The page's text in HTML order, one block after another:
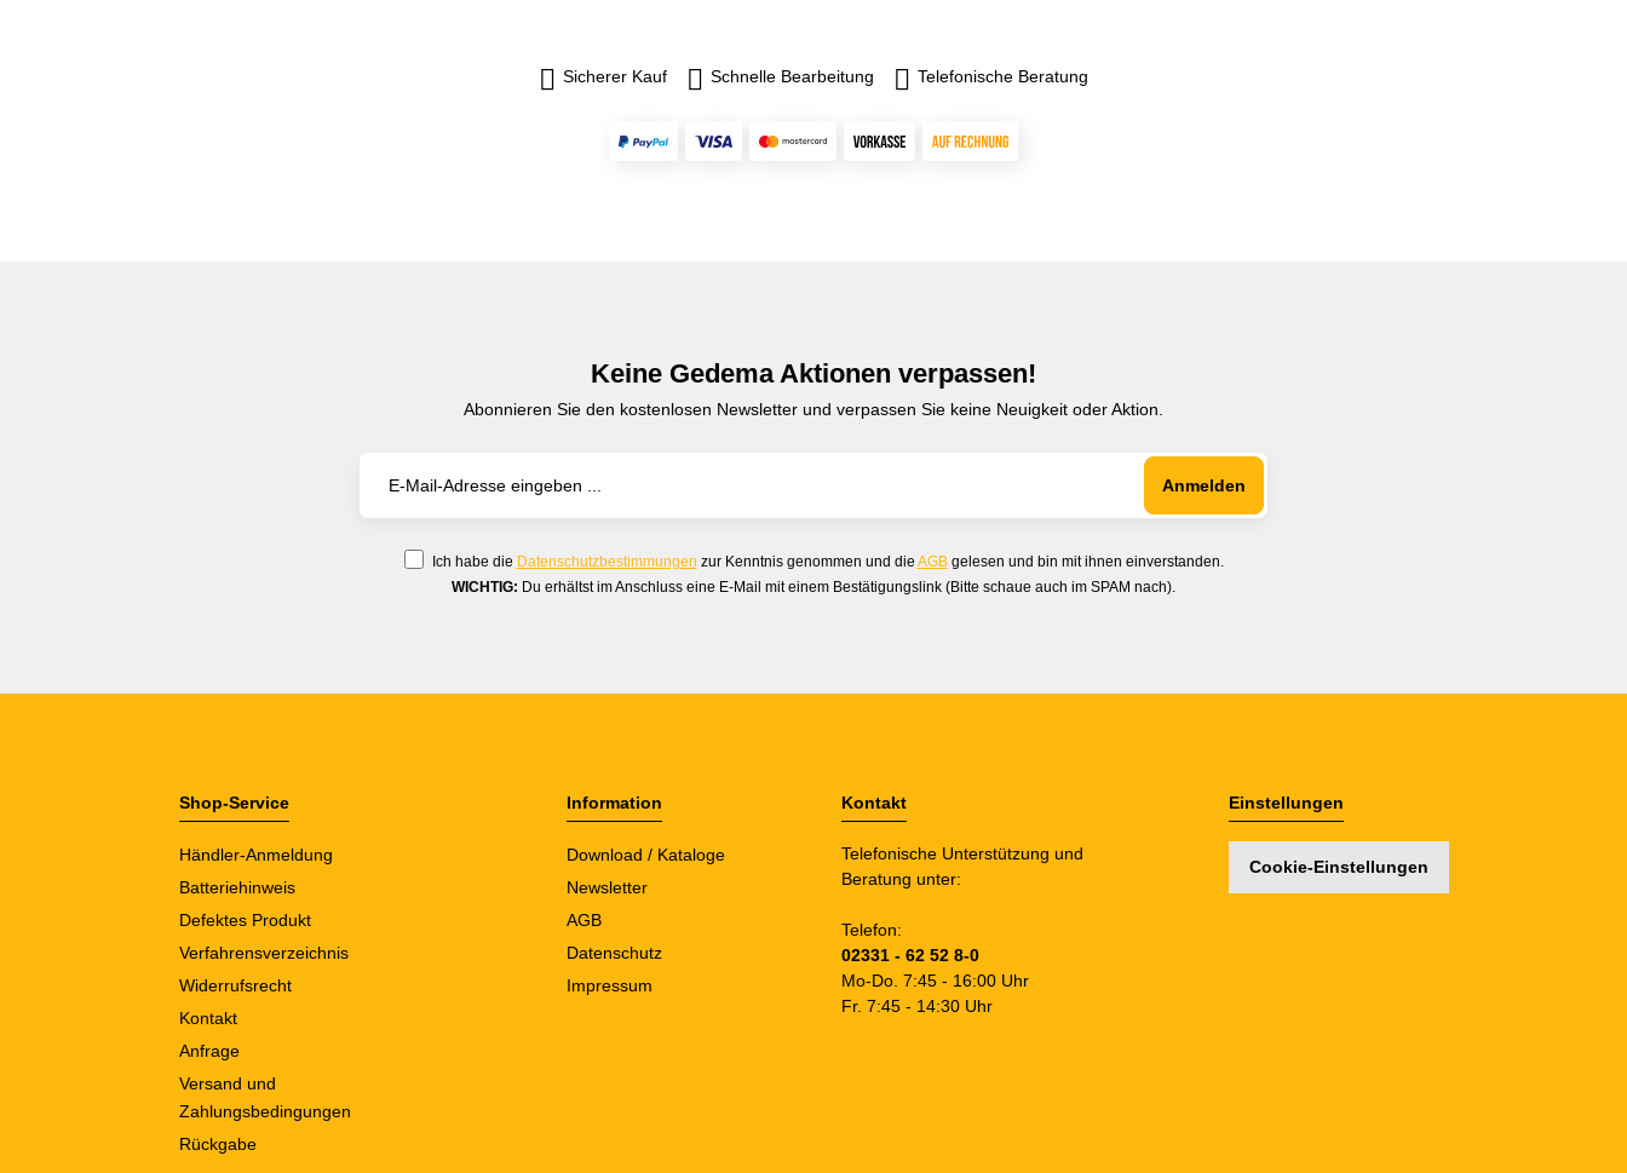
Sicherer Kauf Schnelle Bearbeitung Telefonische Beratung
Keine Gedema Aktionen verpassen!
Abonnieren Sie den kostenlosen Newsletter und verpassen Sie keine Neuigkeit oder Aktion.
Ich habe die Datenschutzbestimmungen zur Kenntnis genommen und die AGBgelesen und bin mit ihnen einverstanden.
WICHTIG: Du erhältst im Anschluss eine E-Mail mit einem Bestätigungslink (Bitte schaue auch im SPAM nach).
Shop-Service
Händler-Anmeldung
Batteriehinweis
Defektes Produkt
Verfahrensverzeichnis
Widerrufsrecht
Kontakt
Anfrage
Versand und
Zahlungsbedingungen
Rückgabe
Information
Download / Kataloge
Newsletter
AGB
Datenschutz
Impressum
Kontakt
Telefonische Unterstützung und
Beratung unter:
Telefon:
02331 - 62 52 8-0
Mo-Do. 7:45 - 16:00 Uhr
Fr. 7:45 - 14:30 Uhr
Einstellungen
Cookie-Einstellungen